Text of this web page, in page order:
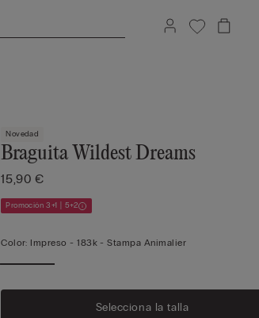
Novedad
Braguita Wildest Dreams
15,90 €
Promoción 3+1 | 5+2
Color: Impreso -183k - Stampa Animalier
Selecciona la talla